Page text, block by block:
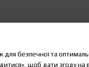
безпечної та
щоб дати згоду на